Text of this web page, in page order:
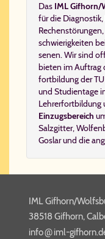
Das IML Gif­horn/​
für die Dia­gno­stik,
schwie­rig­kei­ten
se­nen. Wir sind
bie­ten im Auf­trag
fort­bil­dung der
und Studientage
Lehrerfortbildung
Ein­zugs­be­reich
Salzgitter,
Goslarund die
IML Gifhorn/
38518 Gifhorn,
info​@iml-​